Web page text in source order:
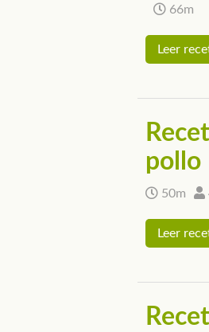
66m
Leer
pollo
50m
Leer